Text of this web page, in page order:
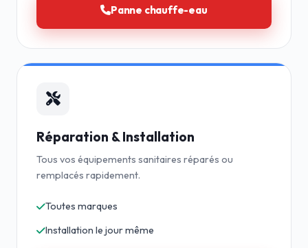
Panne chauffe-eau
Réparation & Installation
Tous vos équipements sanitaires réparés ou
remplacés rapidement.
Toutes marques
Installation le jour même